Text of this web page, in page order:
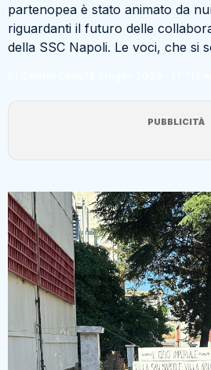
partenopea è stato animato da
riguardanti il futuro delle
della SSC Napoli. Le voci, che si
PUBBLICITÀ